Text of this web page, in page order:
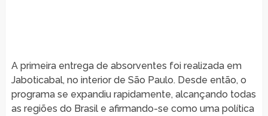
A primeira entrega de absorventes foi realizada em
Jaboticabal, no interior de São Paulo. Desde então, o
programa se expandiu rapidamente, alcançando todas
as regiões do Brasil e afirmando-se como uma política